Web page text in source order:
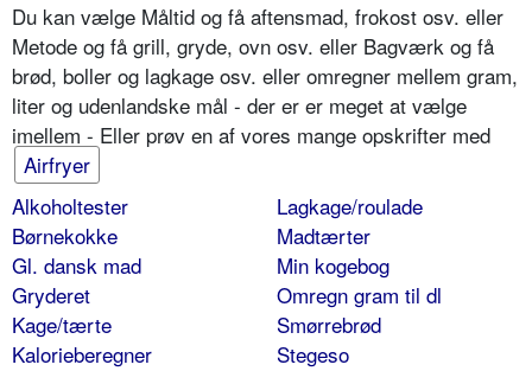
Du kan vælge Måltid og få aftensmad, frokost osv. eller
Metode og få grill, gryde, ovn osv. eller Bagværk og få
brød, boller og lagkage osv. eller omregner mellem gram,
liter og udenlandske mål - der er er meget at vælge
imellem - Eller prøv en af vores mange opskrifter med
Airfryer
Alkoholtester
Børnekokke
Gl. dansk mad
Gryderet
Kage/tærte
Kalorieberegner
Lagkage/roulade
Madtærter
Min kogebog
Omregn gram til dl
Smørrebrød
Stegeso